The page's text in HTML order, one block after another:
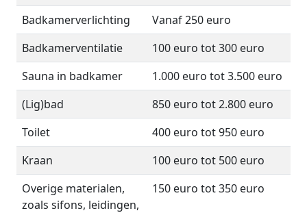
Badkamerverlichting
Vanaf 250 euro
Badkamerventilatie
100 euro tot 300 euro
Sauna in badkamer
1.000 euro tot 3.500 euro
(Lig)bad
850 euro tot 2.800 euro
Toilet
400 euro tot 950 euro
Kraan
100 euro tot 500 euro
Overige materialen,
zoals sifons, leidingen,
150 euro tot 350 euro